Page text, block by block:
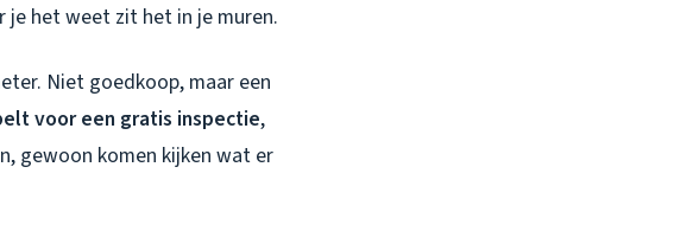
het weet zit het in je muren.
Niet goedkoop, maar een
voor een gratis inspectie,
gewoon komen kijken wat er